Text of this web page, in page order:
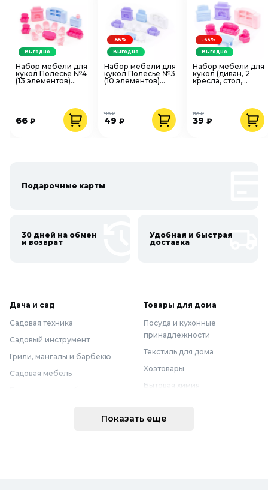
Набор мебели для
кукол Полесье №4
(13 элементов)
66 ₽
Выгодно
Набор мебели для
кукол Полесье №3
(10 элементов)
49 ₽
110 ₽
-55%
Выгодно
Набор мебели для
кукол (диван, 2
кресла, стол,
39 ₽
110 ₽
-65%
Выгодно
Подарочные карты
30 дней на обмен
и возврат
Удобная и быстрая
доставка
Дача и сад
Садовая техника
Садовый инструмент
Грили, мангалы и барбекю
Садовая мебель
Товары для дома
Посуда и кухонные
принадлежности
Текстиль для дома
Хозтовары
Бытовая химия
Мебель
Показать еще